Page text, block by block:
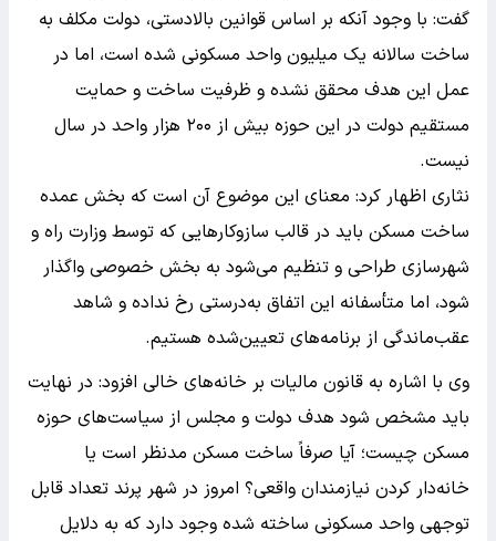
گفت: با وجود آنکه بر اساس قوانین بالادستی، دولت مکلف به
ساخت سالانه یک میلیون واحد مسکونی شده است، اما در
عمل این هدف محقق نشده و ظرفیت ساخت و حمایت
مستقیم دولت در این حوزه بیش از ۲۰۰ هزار واحد در سال
نیست.
نثاری اظهار کرد: معنای این موضوع آن است که بخش عمده
ساخت مسکن باید در قالب سازوکار‌هایی که توسط وزارت راه و
شهرسازی طراحی و تنظیم می‌شود به بخش خصوصی واگذار
شود، اما متأسفانه این اتفاق به‌درستی رخ نداده و شاهد
عقب‌ماندگی از برنامه‌های تعیین‌شده هستیم.
وی با اشاره به قانون مالیات بر خانه‌های خالی افزود: در نهایت
باید مشخص شود هدف دولت و مجلس از سیاست‌های حوزه
مسکن چیست؛ آیا صرفاً ساخت مسکن مدنظر است یا
خانه‌دار کردن نیازمندان واقعی؟ امروز در شهر پرند تعداد قابل
توجهی واحد مسکونی ساخته شده وجود دارد که به دلایل